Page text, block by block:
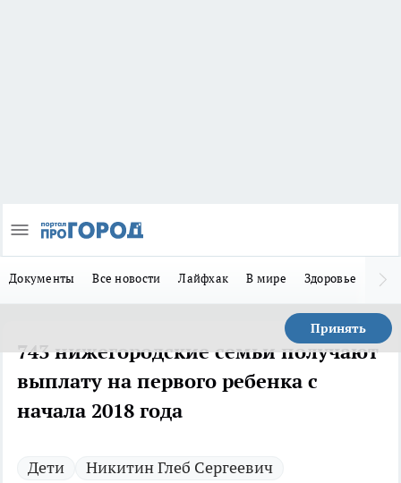
Документы Все новости Лайфхак В мире Здоровье
Принять
743 нижегородские семьи получают
выплату на первого ребенка с
начала 2018 года
Дети
Никитин Глеб Сергеевич